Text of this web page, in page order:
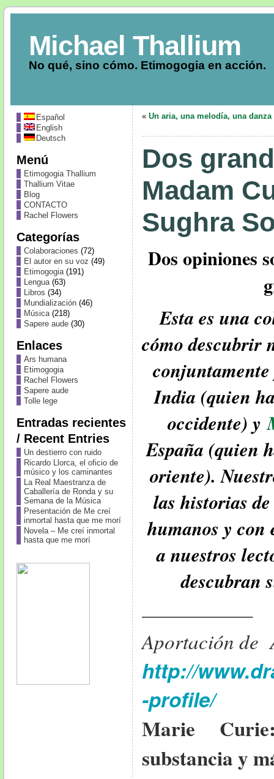
Michael Thallium
No qué, sino cómo. Etimogogia en acción.
Español
English
Deutsch
Menú
Etimogogia Thallium
Thallium Vitae
Blog
CONTACTO
Rachel Flowers
Categorías
Colaboraciones (72)
El autor en su voz (49)
Etimogogia(191)
Lengua(63)
Libros (34)
Mundialización(46)
Música(218)
Sapere aude(30)
Enlaces
Ars humana
Etimogogia
Rachel Flowers
Sapere aude
Tolle lege
Entradas recientes
/ Recent Entries
Un destierro con ruido
Ricardo Llorca, el oficio de
músico y los caminantes
La Real Maestranza de
Caballería de Ronda y su
Semana de la Música
Presentación de Me creí
inmortal hasta que me morí
Novela – Me creí inmortal
hasta que me morí
« Un aria, una melodía, una danza
Dos
Madam
Sughra
Dos opiniones
Esta es una
cómo descubrir
India (quien
occidente) y
España (quien
oriente).
las historias
humanos y con
a nuestros
descubran
—————–
Aportación de
http://
-profile/
Marie
substancia y